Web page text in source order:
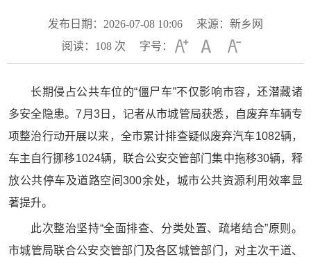
发布日期：2026-07-08 10:06
来源：新乡网
阅读： 108次 字号：
长期侵占公共车位的“僵尸车”不仅影响市容，还潜藏诸
多安全隐患。7月3日，记者从市城管局获悉，自废弃车辆专
项整治行动开展以来，全市累计排查疑似废弃汽车1082辆，
车主自行挪移1024辆，联合公安交管部门集中拖移30辆，释
放公共停车及道路空间300余处，城市公共资源利用效率显
著提升。
此次整治坚持“全面排查、分类处置、疏堵结合”原则。
市城管局联合公安交管部门及各区城管部门，对主次干道、